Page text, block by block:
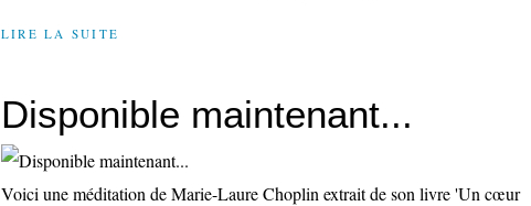
LIRE LA SUITE
Disponible maintenant...
Voici une méditation de Marie-Laure Choplin extrait de son livre 'Un cœur